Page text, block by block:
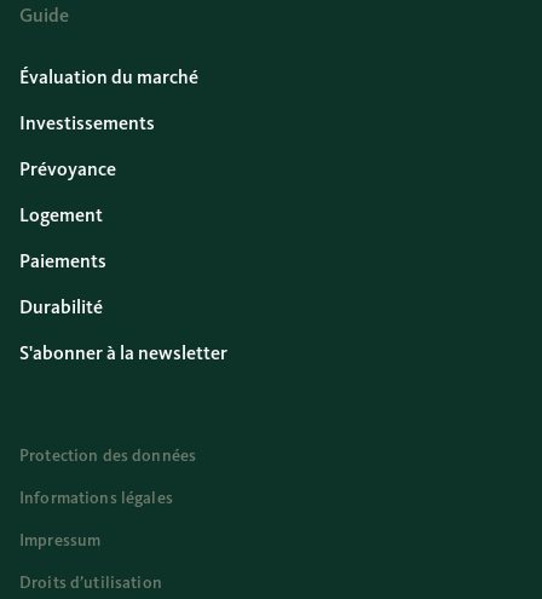
Guide
Évaluation du marché
Investissements
Prévoyance
Logement
Paiements
Durabilité
S'abonner à la newsletter
Protection des données
Informations légales
Impressum
Droits d’utilisation